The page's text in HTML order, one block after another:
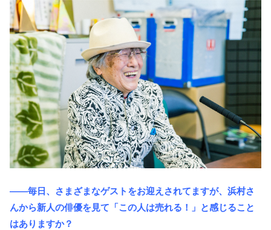
――毎日、さまざまなゲストをお迎えされてますが、浜村さ
んから新人の俳優を見て「この人は売れる！」と感じること
はありますか？